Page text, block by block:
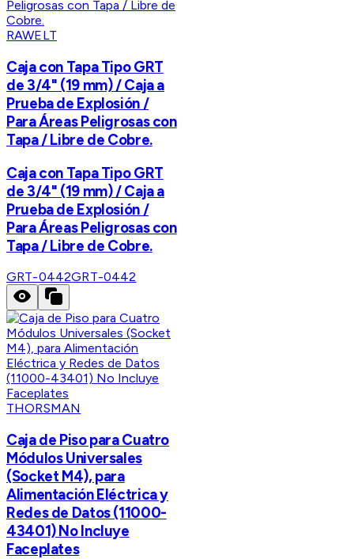
RAWELT
Caja con Tapa Tipo GRT
de 3/4" (19 mm) / Caja a
Prueba de Explosión /
Para Áreas Peligrosas con
Tapa / Libre de Cobre.
Caja con Tapa Tipo GRT
de 3/4" (19 mm) / Caja a
Prueba de Explosión /
Para Áreas Peligrosas con
Tapa / Libre de Cobre.
GRT-0442GRT-0442
THORSMAN
Caja de Piso para Cuatro
Módulos Universales
(Socket M4), para
Alimentación Eléctrica y
Redes de Datos (11000-
43401) No Incluye
Faceplates